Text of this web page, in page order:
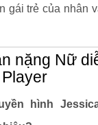
gái trẻ của nhân
nặng Nữ
hình